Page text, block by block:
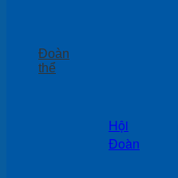
Đoàn
thể
Hội
Đoàn